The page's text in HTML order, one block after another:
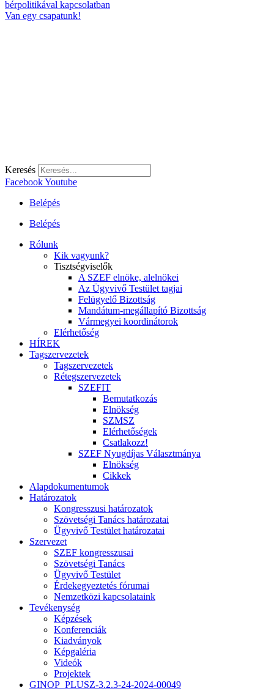
bérpolitikával kapcsolatban
Van egy csapatunk!
Keresés
FacebookYoutube
Belépés
Belépés
Rólunk
Kik vagyunk?
Tisztségviselők
A SZEF elnöke, alelnökei
Az Ügyvivő Testület tagjai
Felügyelő Bizottság
Mandátum-megállapító Bizottság
Vármegyei koordinátorok
Elérhetőség
HÍREK
Tagszervezetek
Tagszervezetek
Rétegszervezetek
SZEFIT
Bemutatkozás
Elnökség
SZMSZ
Elérhetőségek
Csatlakozz!
SZEF Nyugdíjas Választmánya
Elnökség
Cikkek
Alapdokumentumok
Határozatok
Kongresszusi határozatok
Szövetségi Tanács határozatai
Ügyvivő Testület határozatai
Szervezet
SZEF kongresszusai
Szövetségi Tanács
Ügyvivő Testület
Érdekegyeztetés fórumai
Nemzetközi kapcsolataink
Tevékenység
Képzések
Konferenciák
Kiadványok
Képgaléria
Videók
Projektek
GINOP_PLUSZ-3.2.3-24-2024-00049